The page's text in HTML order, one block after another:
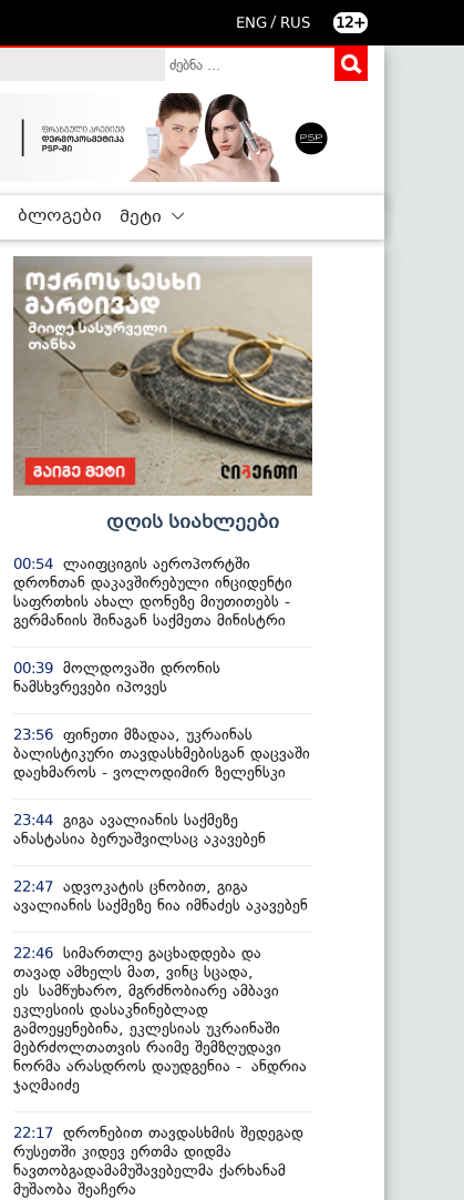
ENG / RUS 12+
ბლოგები მეტი
დღის სიახლეები
00:54 ლაიფციგის აეროპორტში
დრონთან დაკავშირებული ინციდენტი
საფრთხის ახალ დონეზე მიუთითებს -
გერმანიის შინაგან საქმეთა მინისტრი
00:39 მოლდოვაში დრონის
ნამსხვრევები იპოვეს
23:56 ფინეთი მზადაა, უკრაინას
ბალისტიკური თავდასხმებისგან დაცვაში
დაეხმაროს - ვოლოდიმირ ზელენსკი
23:44 გიგა ავალიანის საქმეზე
ანასტასია ბერუაშვილსაც აკავებენ
22:47 ადვოკატის ცნობით, გიგა
ავალიანის საქმეზე ნია იმნაძეს აკავებენ
22:46 სიმართლე გაცხადდება და
თავად ამხელს მათ, ვინც სცადა,
ეს სამწუხარო, მგრძნობიარე ამბავი
ეკლესიის დასაკნინებლად
გამოეყენებინა, ეკლესიას უკრაინაში
მებრძოლთათვის რაიმე შემზღუდავი
ნორმა არასდროს დაუდგენია - ანდრია
ჯაღმაიძე
22:17 დრონებით თავდასხმის შედეგად
რუსეთში კიდევ ერთმა დიდმა
ნავთობგადამამუშავებელმა ქარხანამ
მუშაობა შეაჩერა